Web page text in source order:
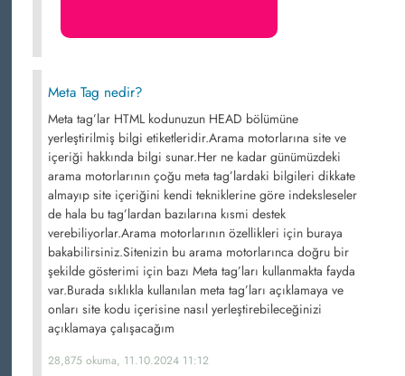
Meta Tag nedir?
Meta tag’lar HTML kodunuzun HEAD bölümüne
yerleştirilmiş bilgi etiketleridir.Arama motorlarına site ve
içeriği hakkında bilgi sunar.Her ne kadar günümüzdeki
arama motorlarının çoğu meta tag’lardaki bilgileri dikkate
almayıp site içeriğini kendi tekniklerine göre indeksleseler
de hala bu tag’lardan bazılarına kısmi destek
verebiliyorlar.Arama motorlarının özellikleri için buraya
bakabilirsiniz.Sitenizin bu arama motorlarınca doğru bir
şekilde gösterimi için bazı Meta tag’ları kullanmakta fayda
var.Burada sıklıkla kullanılan meta tag’ları açıklamaya ve
onları site kodu içerisine nasıl yerleştirebileceğinizi
açıklamaya çalışacağım
28,875 okuma, 11.10.2024 11:12